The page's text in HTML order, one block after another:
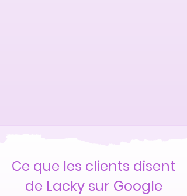
Ce que les clients disent
de Lacky sur Google